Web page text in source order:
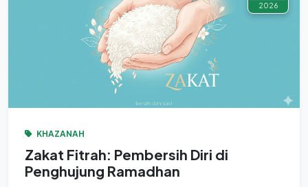
2026
KHAZANAH
Zakat Fitrah: Pembersih Diri di
Penghujung Ramadhan